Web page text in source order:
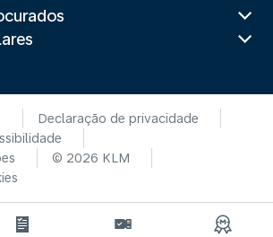
Declaração de privacidade
© 2026 KLM